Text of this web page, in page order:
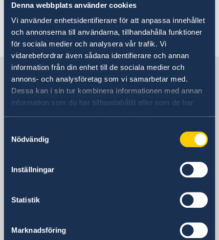
Denna webbplats använder cookies
Vi använder enhetsidentifierare för att anpassa innehållet
och annonserna till användarna, tillhandahålla funktioner
för sociala medier och analysera vår trafik. Vi
vidarebefordrar även sådana identifierare och annan
information från din enhet till de sociala medier och
annons- och analysföretag som vi samarbetar med.
Dessa kan i sin tur kombinera informationen med annan
information som du har tillhandahållit eller som de har
Nödvändig
Inställningar
Statistik
Marknadsföring
FN enligt FN-stadgans kapitel VIII.
1995 bytte ESK namn till OSSE och fick
sitt säte i Wien.
Sverige i OSSE
Sveriges delegation
Liechtensteinstrasse 51
Sveriges ständiga delegation vid
samarbete i Europa
Österrike